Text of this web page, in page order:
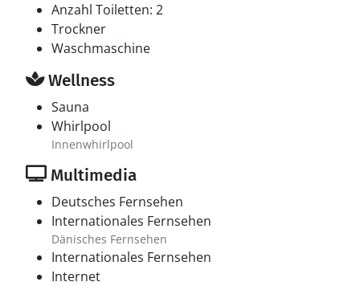
Anzahl Toiletten: 2
Trockner
Waschmaschine
Wellness
Sauna
Whirlpool
Innenwhirlpool
Multimedia
Deutsches Fernsehen
Internationales Fernsehen
Dänisches Fernsehen
Internationales Fernsehen
Internet